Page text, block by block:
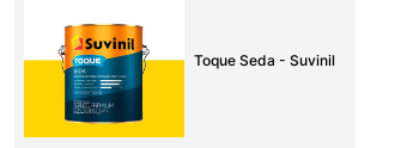
Toque Seda - Suvinil